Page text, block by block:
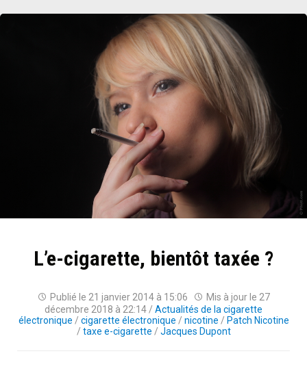
L’e-cigarette, bientôt taxée ?
Publié le 21 janvier 2014 à 15:06 Mis à jour le 27
décembre 2018 à 22:14 / Actualités de la cigarette
électronique / cigarette électronique / nicotine / Patch Nicotine
/ taxe e-cigarette / Jacques Dupont